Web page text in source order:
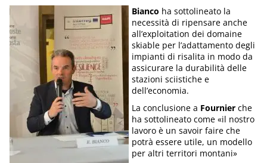
Bianco ha sottolineato la
necessità di ripensare anche
all’exploitation dei domaine
skiable per l’adattamento degli
impianti di risalita in modo da
assicurare la durabilità delle
stazioni sciistiche e
dell’economia.
La conclusione a Fournier che
ha sottolineato come «il nostro
lavoro è un savoir faire che
potrà essere utile, un modello
per altri territori montani»